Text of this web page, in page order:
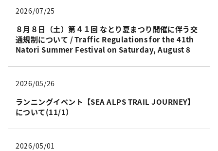
2026/07/25
８月８日（土）第４１回 なとり夏まつり開催に伴う交
通規制について / Traffic Regulations for the 41th
Natori Summer Festival on Saturday, August 8
2026/05/26
ランニングイベント【SEA ALPS TRAIL JOURNEY】
について(11/1）
2026/05/01